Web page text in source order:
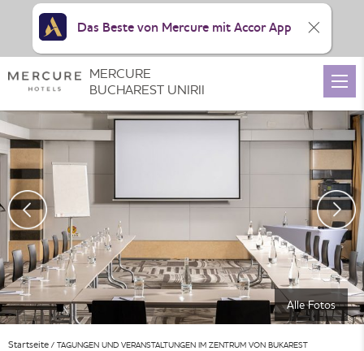
Alle Fotos
Startseite TAGUNGEN UND VERANSTALTUNGEN IM ZENTRUM VON BUKAREST
MERCURE
BUCHAREST UNIRII
Das Beste von Mercure mit Accor App